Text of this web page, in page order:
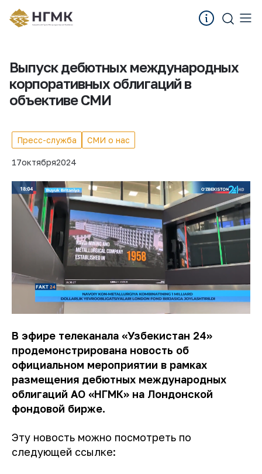
Выпуск дебютных международных
корпоративных облигаций в
объективе СМИ
Пресс-служба СМИ о нас
17октября2024
В эфире телеканала «Узбекистан 24»
продемонстрирована новость об
официальном мероприятии в рамках
размещения дебютных международных
облигаций АО «НГМК» на Лондонской
фондовой бирже.
Эту новость можно посмотреть по
следующей ссылке: